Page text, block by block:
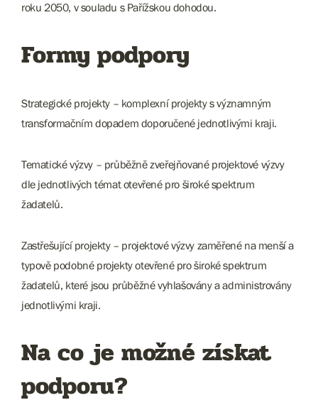
roku 2050, v souladu s Pařížskou dohodou.
Formy podpory
Strategické projekty – komplexní projekty s významným
transformačním dopadem doporučené jednotlivými kraji.
Tematické výzvy – průběžně zveřejňované projektové výzvy
dle jednotlivých témat otevřené pro široké spektrum
žadatelů.
Zastřešující projekty – projektové výzvy zaměřené na menší a
typově podobné projekty otevřené pro široké spektrum
žadatelů, které jsou průběžné vyhlašovány a administrovány
jednotlivými kraji.
Na co je možné získat
podporu?